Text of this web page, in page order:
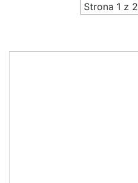
Strona 1 z 2